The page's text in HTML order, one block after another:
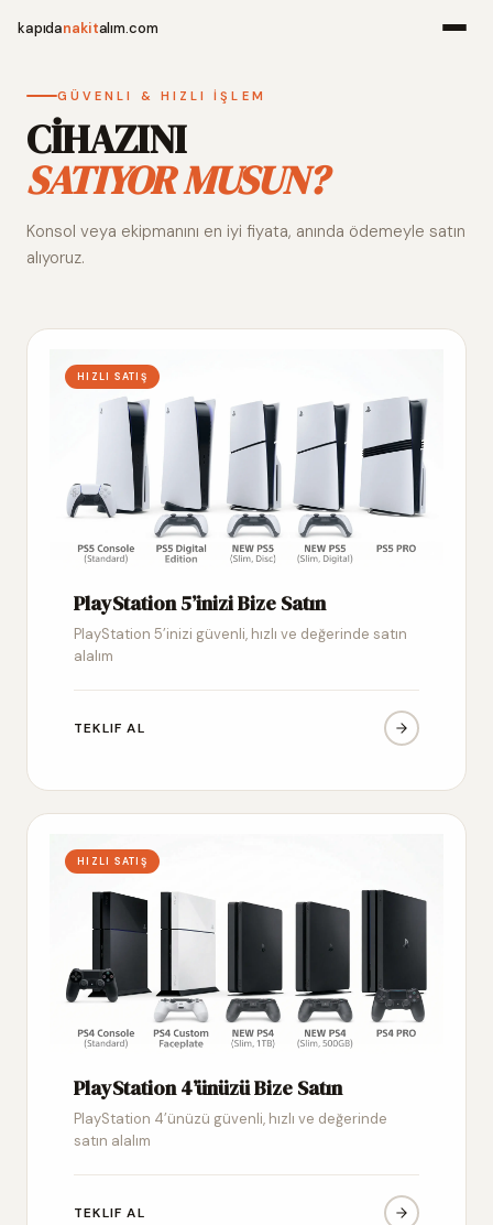
kapıdanakitalım.com
Alım
GÜVENLI & HIZLI İŞLEM
CİHAZINI
SATIYOR MUSUN?
Konsol veya ekipmanını en iyi fiyata, anında ödemeyle satın
alıyoruz.
HIZLI SATIŞ
PlayStation 5’inizi Bize Satın
PlayStation 5’inizi güvenli, hızlı ve değerinde satın
alalım
TEKLIF AL
HIZLI SATIŞ
PlayStation 4’ünüzü Bize Satın
PlayStation 4’ünüzü güvenli, hızlı ve değerinde
satın alalım
TEKLIF AL